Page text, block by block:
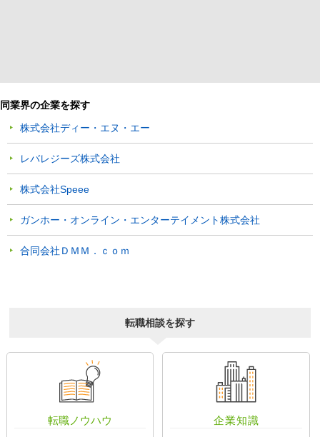
同業界の企業を探す
株式会社ディー・エヌ・エー
レバレジーズ株式会社
株式会社Speee
ガンホー・オンライン・エンターテイメント株式会社
合同会社ＤＭＭ．ｃｏｍ
転職相談を探す
転職ノウハウ 企業知識